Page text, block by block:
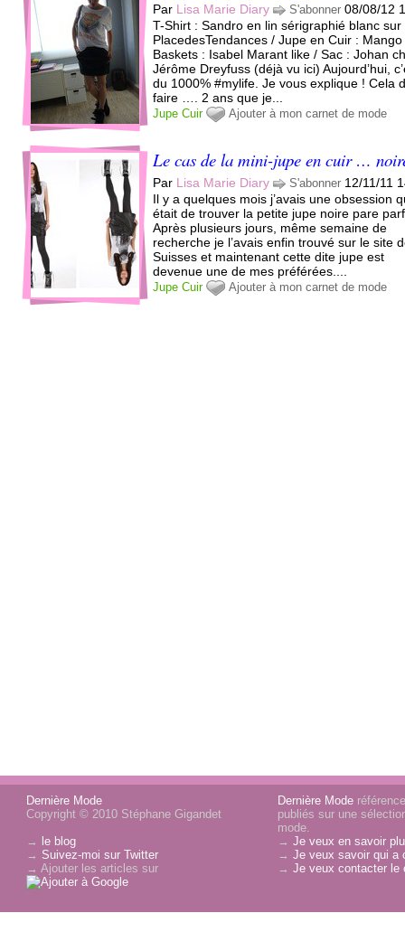
Par Lisa Marie Diary S'abonner 08/08/12
T-Shirt : Sandro en lin sérigraphié blanc sur
PlacedesTendances / Jupe en Cuir : Mango
Baskets : Isabel Marant like / Sac : Johan
Jérôme Dreyfuss (déjà vu ici) Aujourd’hui,
du 1000% #mylife. Je vous explique ! Cela
faire …. 2 ans que je...
Jupe Cuir Ajouter à mon carnet de mode
Le cas de la mini-jupe en cuir …
Par Lisa Marie Diary S'abonner 12/11/11
Il y a quelques mois j’avais une obsession
était de trouver la petite jupe noire pare
Après plusieurs jours, même semaine de
recherche je l’avais enfin trouvé sur le site
Suisses et maintenant cette dite jupe est
devenue une de mes préférées....
Jupe Cuir Ajouter à mon carnet de mode
Dernière Mode
Copyright © 2010 Stéphane Gigandet
→ le blog
→ Suivez-moi sur Twitter
→ Ajouter les articles sur
Dernière Mode
publiés sur une
mode.
→Je veux en savoir
→Je veux savoir qui a
→Je veux contacter le